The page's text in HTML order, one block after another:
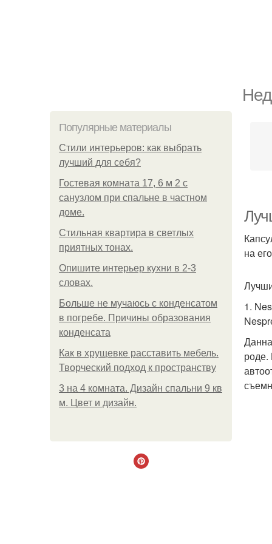
Популярные материалы
Стили интерьеров: как выбрать
лучший для себя?
Гостевая комната 17, 6 м 2 с
санузлом при спальне в частном
доме.
Стильная квартира в светлых
приятных тонах.
Опишите интерьер кухни в 2-3
словах.
Больше не мучаюсь с конденсатом
в погребе. Причины образования
конденсата
Как в хрущевке расставить мебель.
Творческий подход к пространству
3 на 4 комната. Дизайн спальни 9 кв
м. Цвет и дизайн.
на
1.
роде.